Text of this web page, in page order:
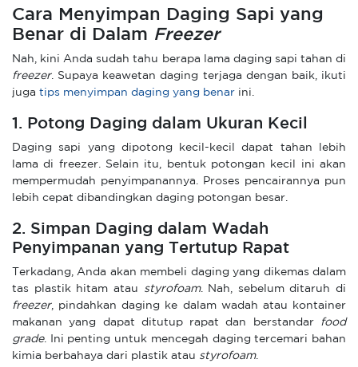
Cara Menyimpan Daging Sapi yang
Benar di Dalam Freezer
Nah, kini Anda sudah tahu berapa lama daging sapi tahan di
freezer. Supaya keawetan daging terjaga dengan baik, ikuti
juga tips menyimpan daging yang benar ini.
1. Potong Daging dalam Ukuran Kecil
Daging sapi yang dipotong kecil-kecil dapat tahan lebih
lama di freezer. Selain itu, bentuk potongan kecil ini akan
mempermudah penyimpanannya. Proses pencairannya pun
lebih cepat dibandingkan daging potongan besar.
2. Simpan Daging dalam Wadah
Penyimpanan yang Tertutup Rapat
Terkadang, Anda akan membeli daging yang dikemas dalam
tas plastik hitam atau
styrofoam. Nah, sebelum ditaruh di
freezer, pindahkan daging ke dalam wadah atau kontainer
makanan yang dapat ditutup rapat dan berstandar
food
grade. Ini penting untuk mencegah daging tercemari bahan
kimia berbahaya dari plastik atau styrofoam.